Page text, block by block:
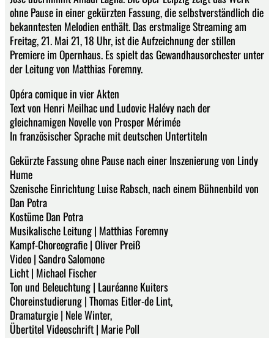
ohne Pause in einer gekürzten Fassung, die selbstverständlich die
bekanntesten Melodien enthält. Das erstmalige Streaming am
Freitag, 21. Mai 21, 18 Uhr, ist die Aufzeichnung der stillen
Premiere im Opernhaus. Es spielt das Gewandhausorchester unter
der Leitung von Matthias Foremny.
Opéra comique in vier Akten
Text von Henri Meilhac und Ludovic Halévy nach der
gleichnamigen Novelle von Prosper Mérimée
In französischer Sprache mit deutschen Untertiteln
Gekürzte Fassung ohne Pause nach einer Inszenierung von Lindy
Hume
Szenische Einrichtung Luise Rabsch, nach einem Bühnenbild von
Dan Potra
Kostüme Dan Potra
Musikalische Leitung | Matthias Foremny
Kampf-Choreografie | Oliver Preiß
Video | Sandro Salomone
Licht | Michael Fischer
Ton und Beleuchtung | Lauréanne Kuiters
Choreinstudierung | Thomas Eitler-de Lint,
Dramaturgie | Nele Winter,
Übertitel Videoschrift | Marie Poll